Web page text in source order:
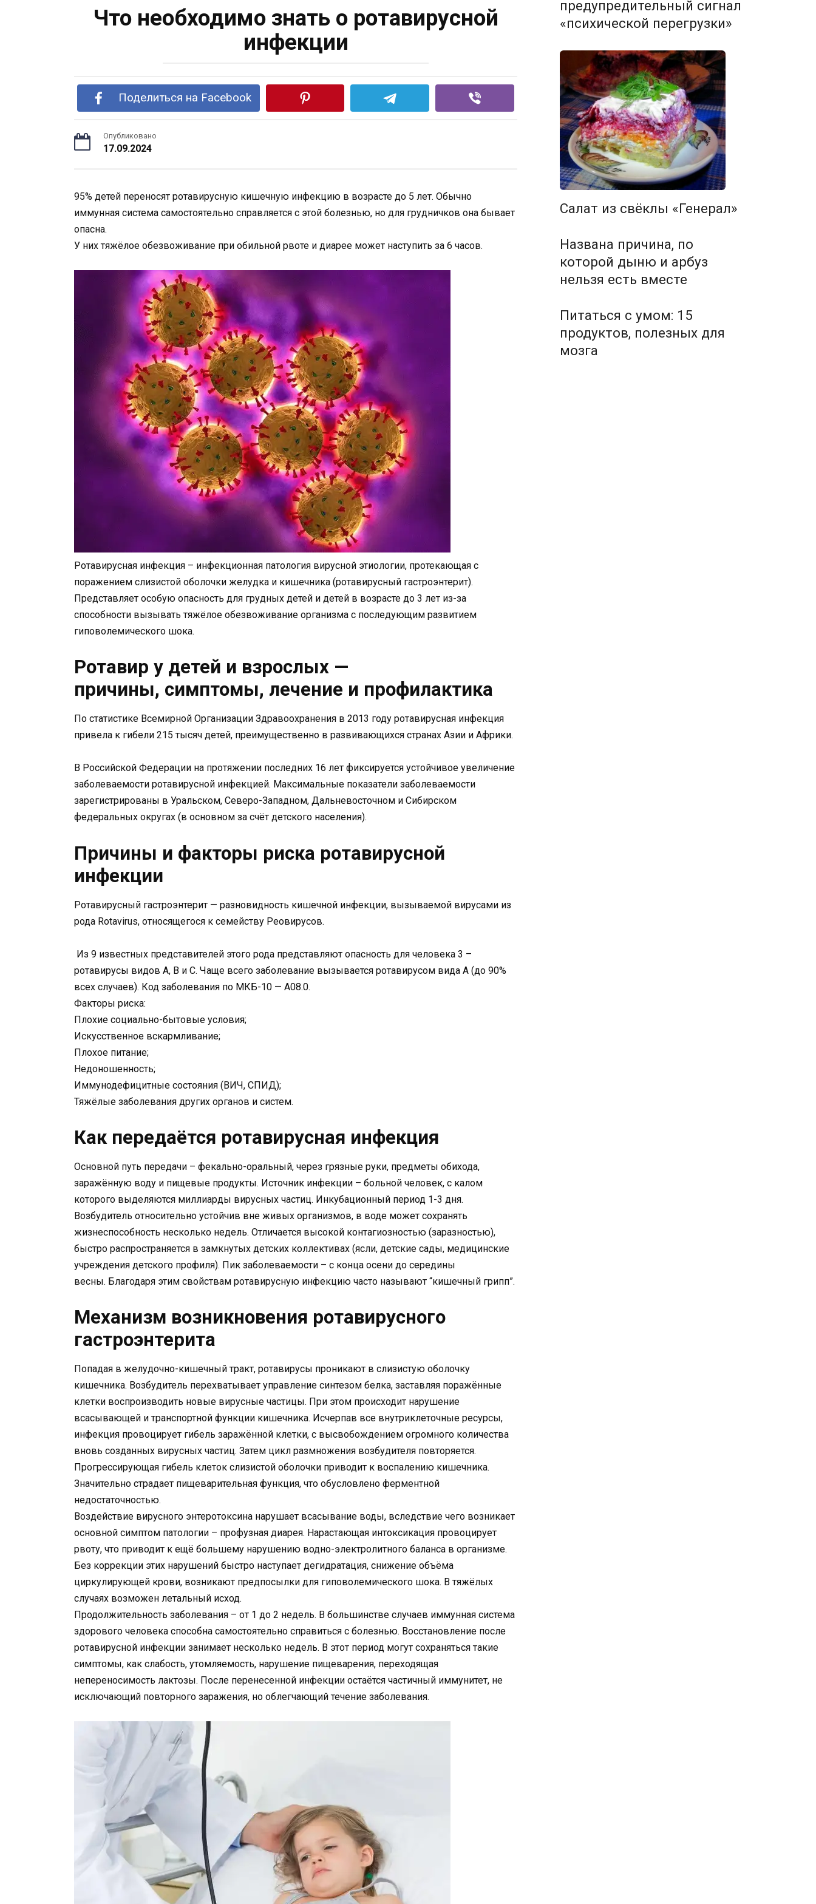
Что необходимо знать о ротавирусной
инфекции
Поделиться на Facebook
Опубликовано
17.09.2024
95% детей переносят ротавирусную кишечную инфекцию в возрасте до 5 лет. Обычно
иммунная система самостоятельно справляется с этой болезнью, но для грудничков она бывает
опасна.
У них тяжёлое обезвоживание при обильной рвоте и диарее может наступить за 6 часов.
Ротавирусная инфекция – инфекционная патология вирусной этиологии, протекающая с
поражением слизистой оболочки желудка и кишечника (ротавирусный гастроэнтерит).
Представляет особую опасность для грудных детей и детей в возрасте до 3 лет из-за
способности вызывать тяжёлое обезвоживание организма с последующим развитием
гиповолемического шока.
Ротавир у детей и взрослых —
причины, симптомы, лечение и профилактика
По статистике Всемирной Организации Здравоохранения в 2013 году ротавирусная инфекция
привела к гибели 215 тысяч детей, преимущественно в развивающихся странах Азии и Африки.
В Российской Федерации на протяжении последних 16 лет фиксируется устойчивое увеличение
заболеваемости ротавирусной инфекцией. Максимальные показатели заболеваемости
зарегистрированы в Уральском, Северо-Западном, Дальневосточном и Сибирском
федеральных округах (в основном за счёт детского населения).
Причины и факторы риска ротавирусной
инфекции
Ротавирусный гастроэнтерит — разновидность кишечной инфекции, вызываемой вирусами из
рода Rotavirus, относящегося к семейству Реовирусов.
Из 9 известных представителей этого рода представляют опасность для человека 3 –
ротавирусы видов А, В и С. Чаще всего заболевание вызывается ротавирусом вида А (до 90%
всех случаев). Код заболевания по МКБ-10 — A08.0.
Факторы риска:
Плохие социально-бытовые условия;
Искусственное вскармливание;
Плохое питание;
Недоношенность;
Иммунодефицитные состояния (ВИЧ, СПИД);
Тяжёлые заболевания других органов и систем.
Как передаётся ротавирусная инфекция
Основной путь передачи – фекально-оральный, через грязные руки, предметы обихода,
заражённую воду и пищевые продукты. Источник инфекции – больной человек, с калом
которого выделяются миллиарды вирусных частиц. Инкубационный период 1-3 дня.
Возбудитель относительно устойчив вне живых организмов, в воде может сохранять
жизнеспособность несколько недель. Отличается высокой контагиозностью (заразностью),
быстро распространяется в замкнутых детских коллективах (ясли, детские сады, медицинские
учреждения детского профиля). Пик заболеваемости – с конца осени до середины
весны. Благодаря этим свойствам ротавирусную инфекцию часто называют “кишечный грипп”.
Механизм возникновения ротавирусного
гастроэнтерита
Попадая в желудочно-кишечный тракт, ротавирусы проникают в слизистую оболочку
кишечника. Возбудитель перехватывает управление синтезом белка, заставляя поражённые
клетки воспроизводить новые вирусные частицы. При этом происходит нарушение
всасывающей и транспортной функции кишечника. Исчерпав все внутриклеточные ресурсы,
инфекция провоцирует гибель заражённой клетки, с высвобождением огромного количества
вновь созданных вирусных частиц. Затем цикл размножения возбудителя повторяется.
Прогрессирующая гибель клеток слизистой оболочки приводит к воспалению кишечника.
Значительно страдает пищеварительная функция, что обусловлено ферментной
недостаточностью.
Воздействие вирусного энтеротоксина нарушает всасывание воды, вследствие чего возникает
основной симптом патологии – профузная диарея. Нарастающая интоксикация провоцирует
рвоту, что приводит к ещё большему нарушению водно-электролитного баланса в организме.
Без коррекции этих нарушений быстро наступает дегидратация, снижение объёма
циркулирующей крови, возникают предпосылки для гиповолемического шока. В тяжёлых
случаях возможен летальный исход.
Продолжительность заболевания – от 1 до 2 недель. В большинстве случаев иммунная система
здорового человека способна самостоятельно справиться с болезнью. Восстановление после
ротавирусной инфекции занимает несколько недель. В этот период могут сохраняться такие
симптомы, как слабость, утомляемость, нарушение пищеварения, переходящая
непереносимость лактозы. После перенесенной инфекции остаётся частичный иммунитет, не
исключающий повторного заражения, но облегчающий течение заболевания.
предупредительный сигнал
«психической перегрузки»
Салат из свёклы «Генерал»
Названа причина, по
которой дыню и арбуз
нельзя есть вместе
Питаться с умом: 15
продуктов, полезных для
мозга